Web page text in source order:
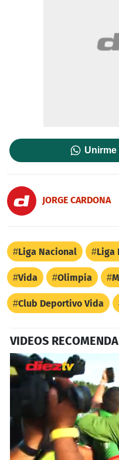
JORGE CARDONA
Liga Nacional Liga
Vida Olimpia
Club Deportivo Vida
VIDEOS